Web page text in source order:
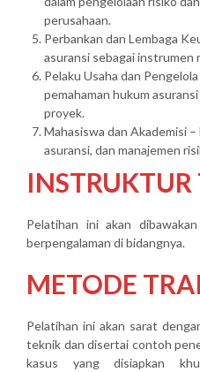
perusahaan.
Perbankan dan Lembaga
asuransi sebagai instrumen
Pelaku Usaha dan
pemahaman hukum
proyek.
Mahasiswa dan Akademisi
asuransi, dan manajemen
Pelatihan ini akan
berpengalaman di bidangnya.
METODE
Pelatihan ini akan sarat
teknik dan disertai contoh
kasus yang disiapkan